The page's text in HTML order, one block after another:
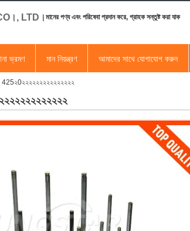
CO।, LTD। মানের পণ্য এবং পরিষেবা প্রদান করে, গ্রাহক সন্তুষ্ট করা যাক
ভ্রমণ মান নিয়ন্ত্রণ আমাদের সাথে যোগাযোগ করুন
- 425২0২২২২২২২২২২২২২২২